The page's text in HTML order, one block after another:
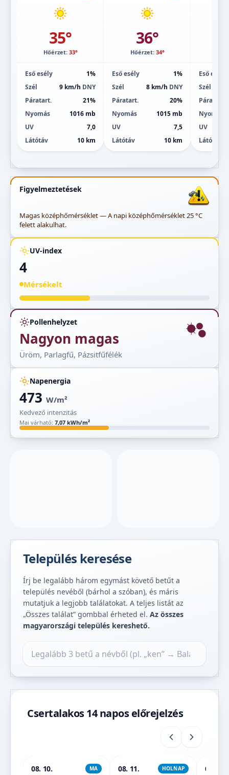
35°
Hőérzet: 33°
Eső esély
1%
Szél
9 km/h DNY
Páratart.
21%
Nyomás
1016 mb
UV
7,0
Látótáv
10 km
36°
Hőérzet: 34°
Eső esély
1%
Szél
8 km/h DNY
Páratart.
20%
Nyomás
1015 mb
UV
7,5
Látótáv
10 km
Eső esély
Szél
Páratart.
Nyomás
UV
Látótáv
Figyelmeztetések
Magas középhőmérséklet — A napi középhőmérséklet 25 °C
felett alakulhat.
UV-index
4
Mérsékelt
Pollenhelyzet
Nagyon magas
Üröm, Parlagfű, Pázsitfűfélék
Napenergia
473 W/m²
Kedvező intenzitás
Mai várható: 7,07 kWh/m²
Település keresése
Írj be legalább három egymást követő betűt a
település nevéből (bárhol a szóban), és máris
mutatjuk a legjobb találatokat. A teljes listát az
„Összes találat” gombbal érheted el. Az összes
magyarországi település kereshető.
Csertalakos 14 napos előrejelzés
08. 10. MA 08. 11. HOLNAP 08. 12.